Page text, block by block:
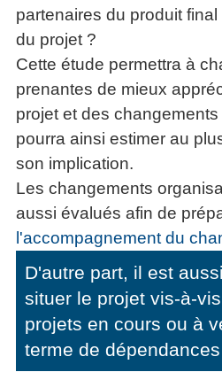
Les
Techniques
de
décision
▶
Tous
les
articles
Décider
»»»
▶
ebook
PDF
management
gratuits
▶
Entrepreneuriat
▶
ebook
Perfonomique
▶
Tous
articles
PDF
partenaires du produit
du projet ?
Cette étude permettra à
prenantes de mieux
projet et des
pourra ainsi estimer au
son implication.
Les changements
aussi évalués afin de
l'accompagnement du
D'autre part, il est
situer le projet vis-à-
projets en cours ou à
terme de